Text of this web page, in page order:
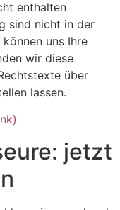
enthalten
sind nicht in der
uns Ihre
wir diese
über
lassen.
jetzt